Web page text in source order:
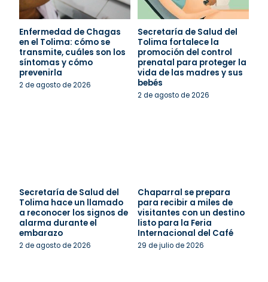
Enfermedad de Chagas
en el Tolima: cómo se
transmite, cuáles son los
síntomas y cómo
prevenirla
2 de agosto de 2026
Secretaría de Salud del
Tolima fortalece la
promoción del control
prenatal para proteger la
vida de las madres y sus
bebés
2 de agosto de 2026
Secretaría de Salud del
Tolima hace un llamado
a reconocer los signos de
alarma durante el
embarazo
2 de agosto de 2026
Chaparral se prepara
para recibir a miles de
visitantes con un destino
listo para la Feria
Internacional del Café
29 de julio de 2026